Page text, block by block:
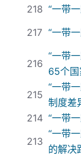
218 “一带
217 “一带
216
“一带
65个
215
“一带
制度差
214 “一带
213
“一带
的解